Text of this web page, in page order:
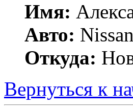
Имя:
Авто:
Откуда:
Вернуться к